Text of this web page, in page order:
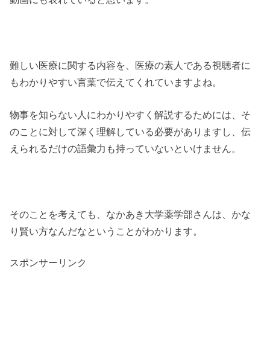
難しい医療に関する内容を、医療の素人である視聴者に
もわかりやすい言葉で伝えてくれていますよね。
物事を知らない人にわかりやすく解説するためには、そ
のことに対して深く理解している必要がありますし、伝
えられるだけの語彙力も持っていないといけません。
そのことを考えても、なかあき大学薬学部さんは、かな
り賢い方なんだなということがわかります。
スポンサーリンク